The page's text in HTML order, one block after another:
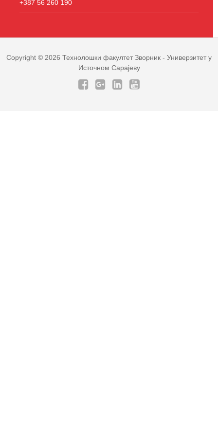
+387 56 260 190
Copyright © 2026 Технолошки факултет Зворник - Универзитет у
Источном Сарајеву